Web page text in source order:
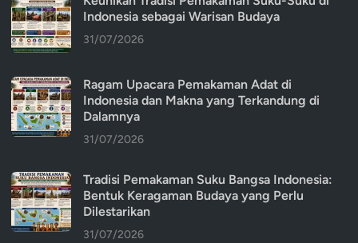
Indonesia sebagai Warisan Budaya
31/07/2026
Ragam Upacara Pemakaman Adat di
Indonesia dan Makna yang Terkandung di
Dalamnya
31/07/2026
Tradisi Pemakaman Suku Bangsa Indonesia:
Bentuk Keragaman Budaya yang Perlu
Dilestarikan
31/07/2026